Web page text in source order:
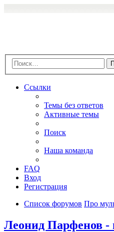
Ссылки
Темы без ответов
Активные темы
Поиск
Наша команда
FAQ
Вход
Регистрация
Список форумов Про
Леонид Парфенов -